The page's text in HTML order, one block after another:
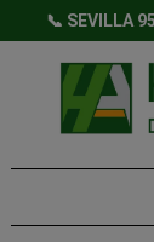
📞 SEVILLA